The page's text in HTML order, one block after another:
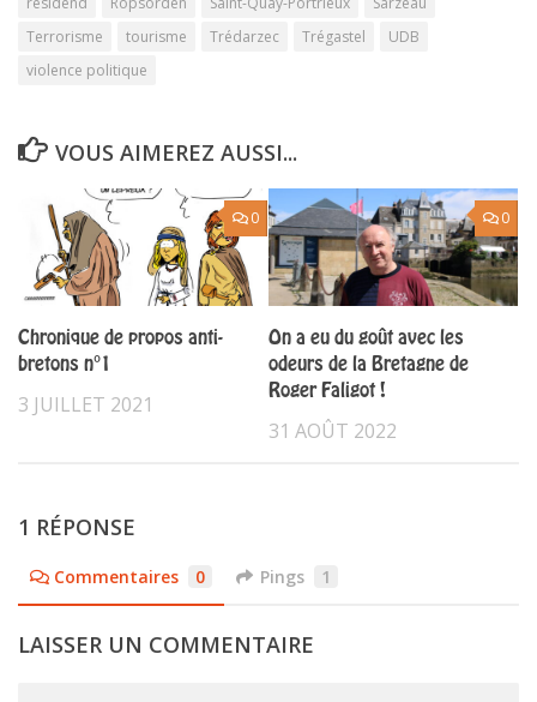
Terrorisme
tourisme Trédarzec Trégastel
UDB
violence politique
VOUS AIMEREZ AUSSI...
0
Chronique de propos anti-
bretons n°1
3 JUILLET 2021
0
On a eu du goût avec les
odeurs de la Bretagne de
Roger Faligot !
31 AOÛT 2022
1 RÉPONSE
Commentaires 0 Pings 1
LAISSER UN COMMENTAIRE